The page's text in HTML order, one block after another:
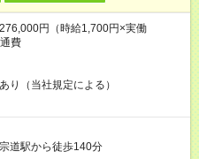
円（時給1,700円×実働
費
り（当社規定による）
宗道駅から徒歩140分